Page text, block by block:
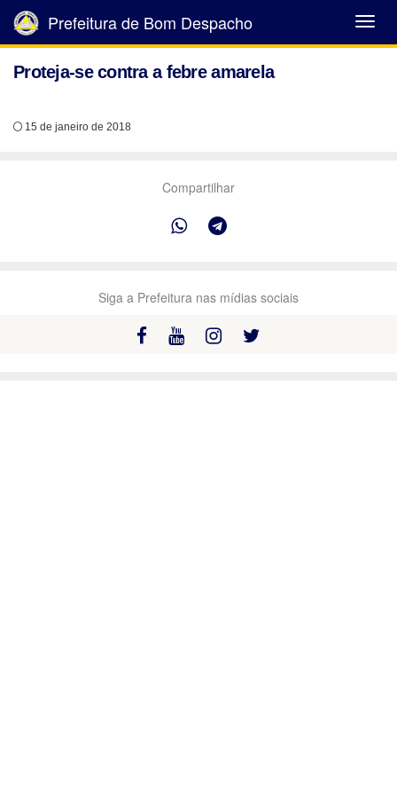
Abrir
Menu
Prefeitura de Bom Despacho
Proteja-se contra a febre amarela
15 de janeiro de 2018
Compartilhar
Siga a Prefeitura nas mídias sociais